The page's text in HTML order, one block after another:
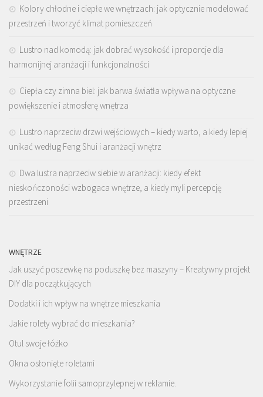
Kolory chłodne i ciepłe we wnętrzach: jak optycznie modelować
przestrzeń i tworzyć klimat pomieszczeń
Lustro nad komodą: jak dobrać wysokość i proporcje dla
harmonijnej aranżacji i funkcjonalności
Ciepła czy zimna biel: jak barwa światła wpływa na optyczne
powiększenie i atmosferę wnętrza
Lustro naprzeciw drzwi wejściowych – kiedy warto, a kiedy lepiej
unikać według Feng Shui i aranżacji wnętrz
Dwa lustra naprzeciw siebie w aranżacji: kiedy efekt
nieskończoności wzbogaca wnętrze, a kiedy myli percepcję
przestrzeni
WNĘTRZE
Jak uszyć poszewkę na poduszkę bez maszyny – Kreatywny projekt
DIY dla początkujących
Dodatki i ich wpływ na wnętrze mieszkania
Jakie rolety wybrać do mieszkania?
Otul swoje łóżko
Okna osłonięte roletami
Wykorzystanie folii samoprzylepnej w reklamie.